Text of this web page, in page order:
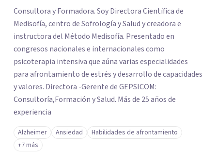
Consultora y Formadora. Soy Directora Científica de
Medisofía, centro de Sofrología y Salud y creadora e
instructora del Método Medisofía. Presentado en
congresos nacionales e internacionales como
psicoterapia intensiva que aúna varias especialidades
para afrontamiento de estrés y desarrollo de capacidades
y valores. Directora -Gerente de GEPSICOM:
Consultoría,Formación y Salud. Más de 25 años de
experiencia
Alzheimer Ansiedad
Habilidades de afrontamiento
+7 más